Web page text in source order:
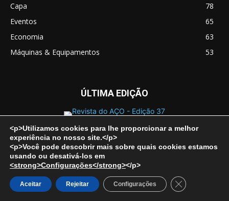
Capa
78
Eventos
65
Economia
63
Máquinas & Equipamentos
53
ÚLTIMA EDIÇÃO
SOBRE A REVISTA
<p>Utilizamos cookies para lhe proporcionar a melhor
experiência no nosso site.</p>
<p>Você pode descobrir mais sobre quais cookies estamos
usando ou desativá-los em
<strong>Configurações</strong></p>
Aceitar Rejeitar Configurações Close GDPR